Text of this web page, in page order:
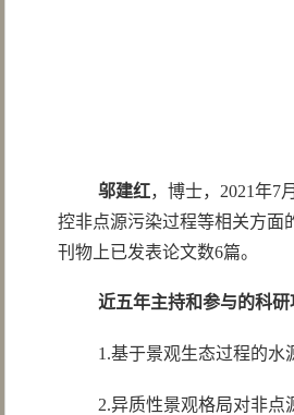
邬建红，博士，2021年7
控非点源污染过程等相关方面的
刊物上已发表论文数6篇。
近五年主持和参与的科研
1.基于景观生态过程的水
2.异质性景观格局对非点